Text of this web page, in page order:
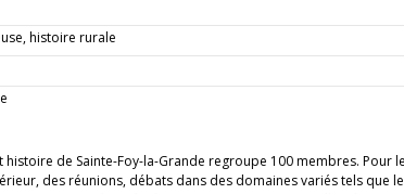
histoire rurale
de Sainte-Foy-la-Grande regroupe 100 membres. Pour
des réunions, débats dans des domaines variés tels que